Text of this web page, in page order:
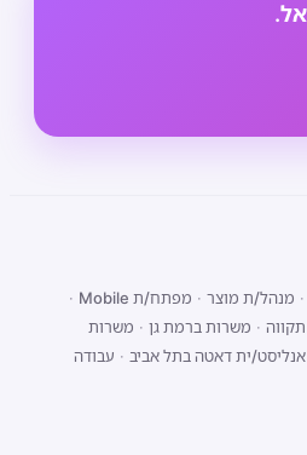
· מנהל/ת מוצר · מפתח/ת Mobile
·
· משרות ברמת גן · משרות
אנליסט/ית דאטה בתל אביב · עבודה